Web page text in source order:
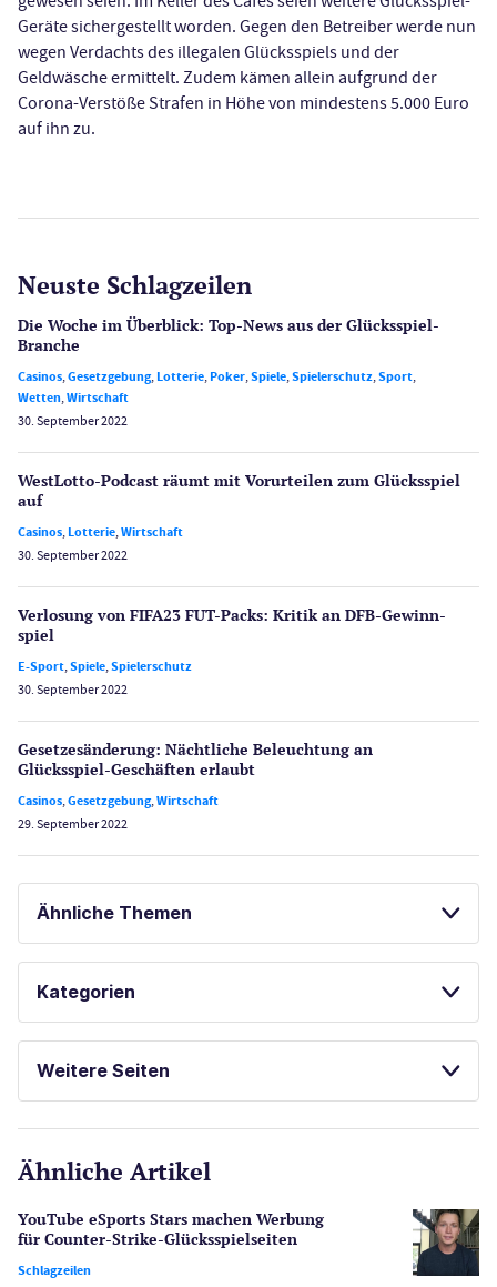
Geräte sichergestellt worden. Gegen den Betreiber werde nun
wegen Verdachts des illegalen Glücksspiels und der
Geldwäsche ermittelt. Zudem kämen allein aufgrund der
Corona-Verstöße Strafen in Höhe von mindestens 5.000 Euro
auf ihn zu.
Neuste Schlagzeilen
Die Woche im Überblick: Top-News aus der Glücksspiel-
Branche
Casinos,Gesetzgebung,Lotterie,Poker,Spiele,Spielerschutz,Sport,
Wetten,Wirtschaft
30. September 2022
WestLotto-Podcast räumt mit Vorurteilen zum Glücksspiel
auf
Casinos,Lotterie,Wirtschaft
30. September 2022
Verlosung von FIFA23 FUT-Packs: Kritik an DFB-Gewinn­
spiel
E-Sport,Spiele,Spielerschutz
30. September 2022
Gesetzes­änderung: Nächtliche Beleuch­tung an
Glücksspiel-Geschäften erlaubt
Casinos,Gesetzgebung,Wirtschaft
29. September 2022
Ähnliche Themen
SPIELAUTOMATEN GLÜCKSSPIEL ONLINE
SPIELAUTOMATEN ONLINE SPIELEN
FREISPIELE OHNE EINZAHLUNG
Kategorien
Gesetzgebung
Lotterie
Weitere Seiten
CasinoOnline.de
Ähnliche Artikel
YouTube eSports Stars machen Werbung
für Counter-Strike-Glücksspielseiten
Schlagzeilen